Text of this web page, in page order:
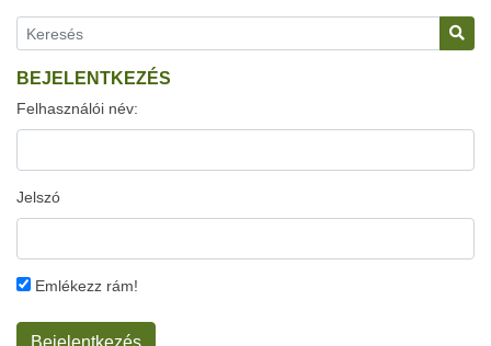
BEJELENTKEZÉS
Felhasználói név:
Jelszó
Emlékezz rám!